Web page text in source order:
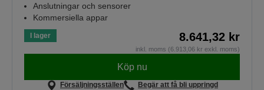
Anslutningar och sensorer
Kommersiella appar
I lager 8.641,32 kr
inkl. moms (6.913,06 kr exkl. moms)
Köp nu
Försäljningsställen Begär att få bli uppringd